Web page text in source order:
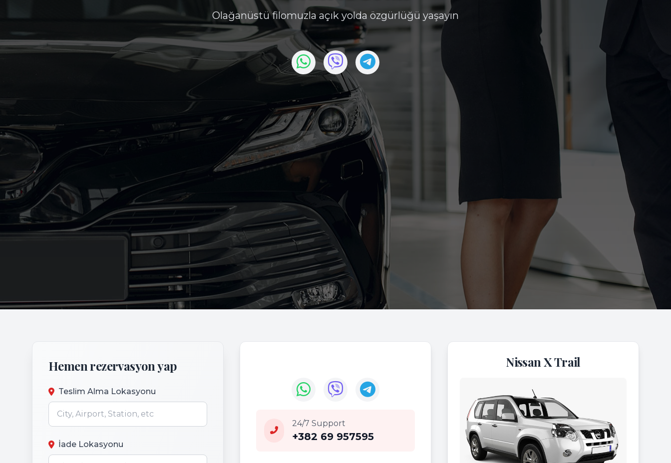
Olağanüstü filomuzla açık yolda özgürlüğü yaşayın
Hemen rezervasyon yap
Teslim Alma Lokasyonu
İade Lokasyonu
24/7 Support
+382 69 957595
Nissan X Trail